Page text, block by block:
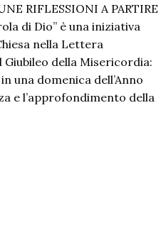
RIFLESSIONI A PARTIRE
di Dio” è una iniziativa
nella Lettera
della Misericordia:
una domenica dell’Anno
e l’approfondimento della